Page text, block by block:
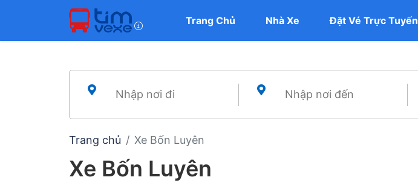
Trang Chủ Nhà Xe Đặt Vé Trực Tuyến
Trang chủ Xe Bốn Luyên
Xe Bốn Luyên